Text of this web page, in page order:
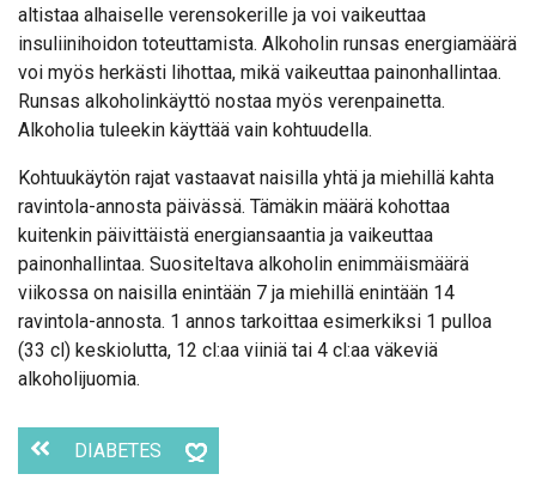
altistaa alhaiselle verensokerille ja voi vaikeuttaa
insuliinihoidon toteuttamista. Alkoholin runsas energiamäärä
voi myös herkästi lihottaa, mikä vaikeuttaa painonhallintaa.
Runsas alkoholinkäyttö nostaa myös verenpainetta.
Alkoholia tuleekin käyttää vain kohtuudella.
Kohtuukäytön rajat vastaavat naisilla yhtä ja miehillä kahta
ravintola-annosta päivässä. Tämäkin määrä kohottaa
kuitenkin päivittäistä energiansaantia ja vaikeuttaa
painonhallintaa. Suositeltava alkoholin enimmäismäärä
viikossa on naisilla enintään 7 ja miehillä enintään 14
ravintola-annosta. 1 annos tarkoittaa esimerkiksi 1 pulloa
(33 cl) keskiolutta, 12 cl:aa viiniä tai 4 cl:aa väkeviä
alkoholijuomia.
DIABETES